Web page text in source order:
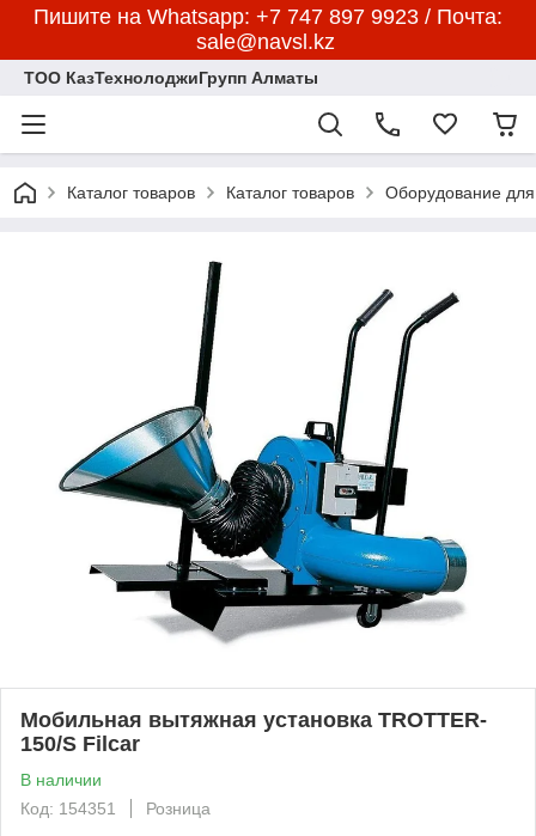
Пишите на Whatsapp: +7 747 897 9923 / Почта:
sale@navsl.kz
ТОО КазТехнолоджиГрупп Алматы
Каталог товаров Каталог товаров Оборудование для
Мобильная вытяжная установка TROTTER-
150/S Filcar
В наличии
Код: 154351
Розница